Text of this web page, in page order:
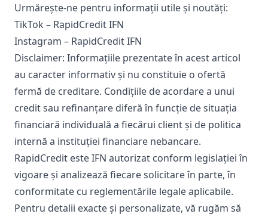
Urmărește-ne pentru informații utile și noutăți:
TikTok – RapidCredit IFN
Instagram – RapidCredit IFN
Disclaimer: Informațiile prezentate în acest articol
au caracter informativ și nu constituie o ofertă
fermă de creditare. Condițiile de acordare a unui
credit sau refinanțare diferă în funcție de situația
financiară individuală a fiecărui client și de politica
internă a instituției financiare nebancare.
RapidCredit este IFN autorizat conform legislației în
vigoare și analizează fiecare solicitare în parte, în
conformitate cu reglementările legale aplicabile.
Pentru detalii exacte și personalizate, vă rugăm să